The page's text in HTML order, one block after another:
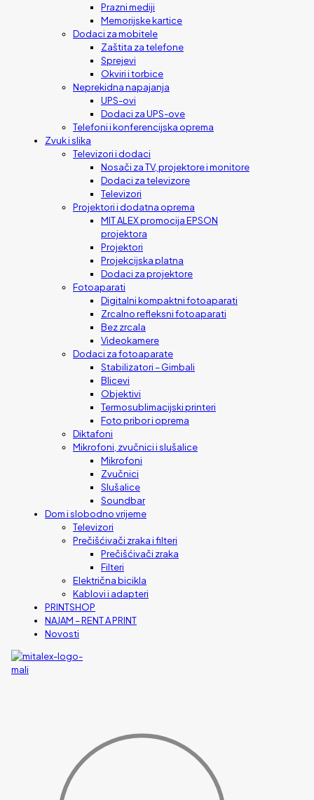
Prazni mediji
Memorijske kartice
Dodaci za mobitele
Zaštita za telefone
Sprejevi
Okviri i torbice
Neprekidna napajanja
UPS-ovi
Dodaci za UPS-ove
Telefoni i konferencijska oprema
Zvuk i slika
Televizori i dodaci
Nosači za TV, projektore i monitore
Dodaci za televizore
Televizori
Projektori i dodatna oprema
MIT ALEX promocija EPSON
projektora
Projektori
Projekcijska platna
Dodaci za projektore
Fotoaparati
Digitalni kompaktni fotoaparati
Zrcalno refleksni fotoaparati
Bez zrcala
Videokamere
Dodaci za fotoaparate
Stabilizatori – Gimbali
Blicevi
Objektivi
Termosublimacijski printeri
Foto pribor i oprema
Diktafoni
Mikrofoni, zvučnici i slušalice
Mikrofoni
Zvučnici
Slušalice
Soundbar
Dom i slobodno vrijeme
Televizori
Prečišćivači zraka i filteri
Prečišćivači zraka
Filteri
Električna bicikla
Kablovi i adapteri
PRINTSHOP
NAJAM – RENT A PRINT
Novosti